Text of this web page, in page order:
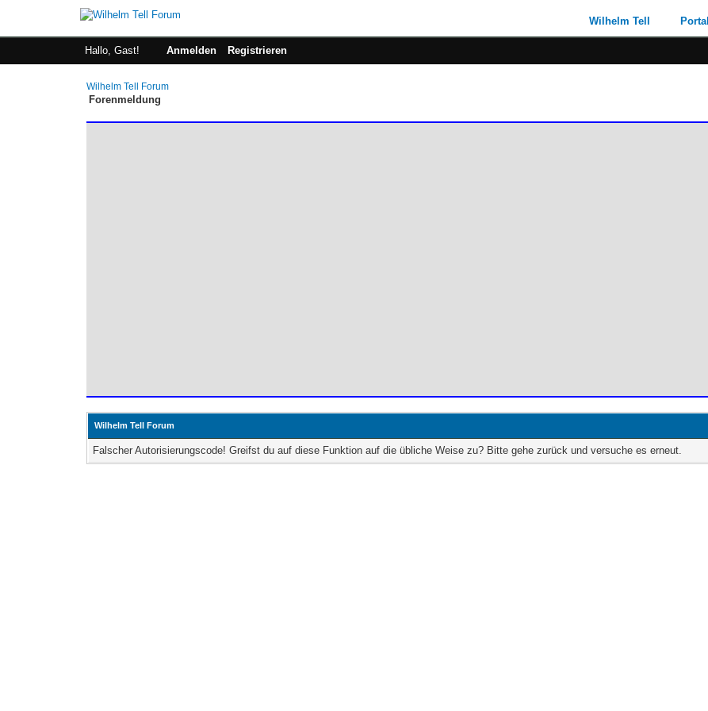
Wilhelm Tell Portal
Hallo, Gast! Anmelden Registrieren
Wilhelm Tell Forum
Forenmeldung
Wilhelm Tell Forum
Falscher Autorisierungscode! Greifst du auf diese Funktion auf die übliche Weise zu? Bitte gehe zurück und versuche es erneut.